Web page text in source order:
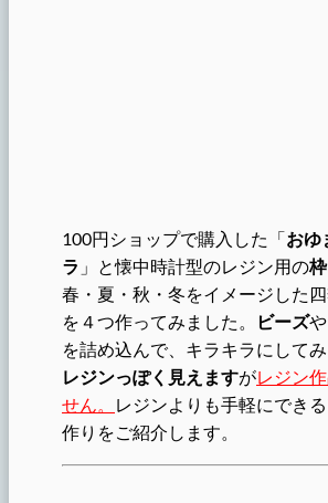
100円ショップで購入した「おゆ
ラ 」と懐中時計型のレジン用の枠
春・夏・秋・冬をイメージした
を４つ作ってみました。
ビーズや
を詰め込んで、キラキラにしてみ
レジンっぽく見えますがレジン
せん。
レジンよりも手軽にでき
作りをご紹介します。